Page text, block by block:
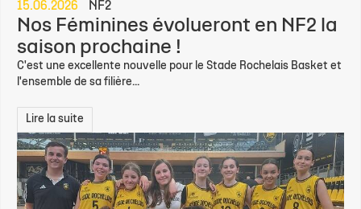
15.06.2026 NF2
Nos Féminines évolueront en NF2 la
saison prochaine !
C'est une excellente nouvelle pour le Stade Rochelais Basket et
l'ensemble de sa filière...
Lire la suite